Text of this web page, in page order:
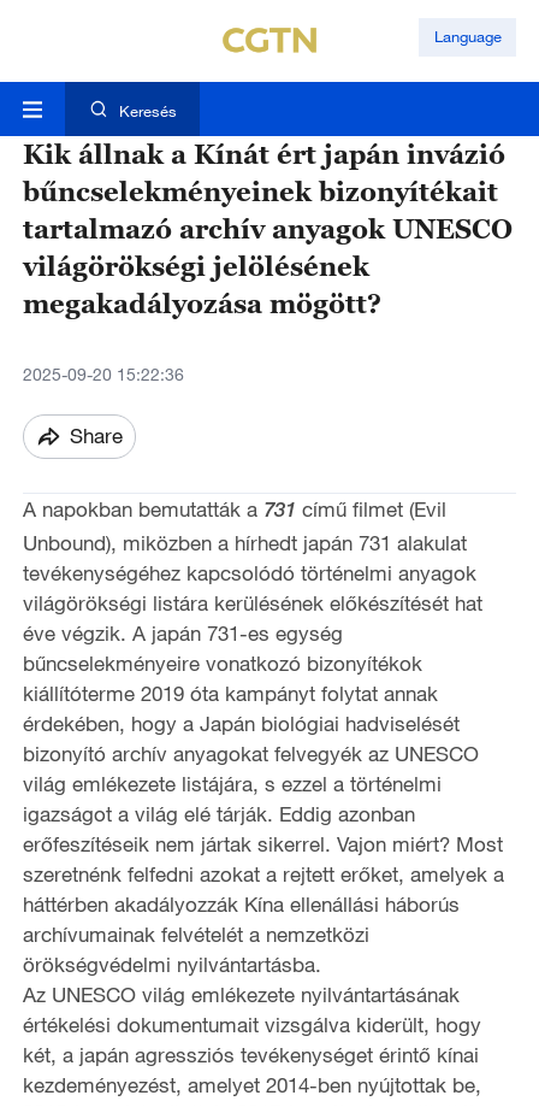
Language
Keresés
Kik állnak a Kínát ért japán invázió
bűncselekményeinek bizonyítékait
tartalmazó archív anyagok UNESCO
világörökségi jelölésének
megakadályozása mögött?
2025-09-20 15:22:36
Share
A napokban bemutatták a 731 című filmet (Evil
Unbound), miközben a hírhedt japán 731 alakulat
tevékenységéhez kapcsolódó történelmi anyagok
világörökségi listára kerülésének előkészítését hat
éve végzik. A japán 731-es egység
bűncselekményeire vonatkozó bizonyítékok
kiállítóterme 2019 óta kampányt folytat annak
érdekében, hogy a Japán biológiai hadviselését
bizonyító archív anyagokat felvegyék az UNESCO
világ emlékezete listájára, s ezzel a történelmi
igazságot a világ elé tárják. Eddig azonban
erőfeszítéseik nem jártak sikerrel. Vajon miért? Most
szeretnénk felfedni azokat a rejtett erőket, amelyek a
háttérben akadályozzák Kína ellenállási háborús
archívumainak felvételét a nemzetközi
örökségvédelmi nyilvántartásba.
Az UNESCO világ emlékezete nyilvántartásának
értékelési dokumentumait vizsgálva kiderült, hogy
két, a japán agressziós tevékenységet érintő kínai
kezdeményezést, amelyet 2014-ben nyújtottak be,